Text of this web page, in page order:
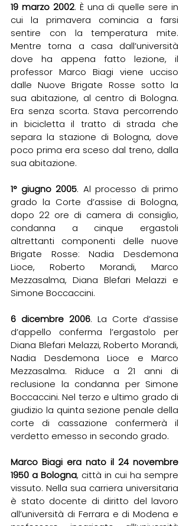
19 marzo 2002. È una di quelle sere in
cui la primavera comincia a farsi
sentire con la temperatura mite.
Mentre torna a casa dall’università
dove ha appena fatto lezione, il
professor Marco Biagi viene ucciso
dalle Nuove Brigate Rosse sotto la
sua abitazione, al centro di Bologna.
Era senza scorta. Stava percorrendo
in bicicletta il tratto di strada che
separa la stazione di Bologna, dove
poco prima era sceso dal treno, dalla
sua abitazione.
1° giugno 2005. Al processo di primo
grado la Corte d’assise di Bologna,
dopo 22 ore di camera di consiglio,
condanna a cinque ergastoli
altrettanti componenti delle nuove
Brigate Rosse: Nadia Desdemona
Lioce, Roberto Morandi, Marco
Mezzasalma, Diana Blefari Melazzi e
Simone Boccaccini.
6 dicembre 2006. La Corte d’assise
d’appello conferma l’ergastolo per
Diana Blefari Melazzi, Roberto Morandi,
Nadia Desdemona Lioce e Marco
Mezzasalma. Riduce a 21 anni di
reclusione la condanna per Simone
Boccaccini. Nel terzo e ultimo grado di
giudizio la quinta sezione penale della
corte di cassazione confermerà il
verdetto emesso in secondo grado.
Marco Biagi era nato il 24 novembre
1950 a Bologna, città in cui ha sempre
vissuto. Nella sua carriera universitaria
è stato docente di diritto del lavoro
all’università di Ferrara e di Modena e